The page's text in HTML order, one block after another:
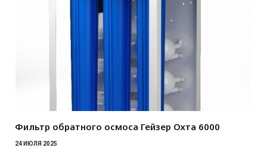
Фильтр обратного осмоса Гейзер Охта 6000
24 ИЮЛЯ 2025